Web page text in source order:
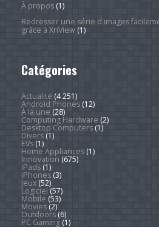
À propos(1)
Redresser une série d'images
grâce à XnView(1)
Catégories
Actualité (4 251)
Android Phones(12)
À la une (28)
Computing Hardware (2)
Desktop Computers(1)
Divers(1)
EVs(1)
Home Appliances(1)
Innovation (675)
iPads(1)
iPhones(3)
Jeux(52)
Logiciel (57)
Mobile (53)
Movies(2)
Outdoors(6)
PC Gaming(1)
Sleep(2)